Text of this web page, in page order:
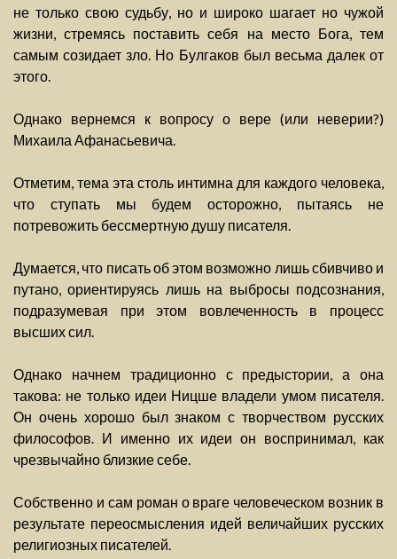
не только свою судьбу, но и широко шагает но чужой
жизни, стремясь поставить себя на место Бога, тем
самым созидает зло. Но Булгаков был весьма далек от
этого.
Однако вернемся к вопросу о вере (или неверии?)
Михаила Афанасьевича.
Отметим, тема эта столь интимна для каждого человека,
что ступать мы будем осторожно, пытаясь не
потревожить бессмертную душу писателя.
Думается, что писать об этом возможно лишь сбивчиво и
путано, ориентируясь лишь на выбросы подсознания,
подразумевая при этом вовлеченность в процесс
высших сил.
Однако начнем традиционно с предыстории, а она
такова: не только идеи Ницше владели умом писателя.
Он очень хорошо был знаком с творчеством русских
философов. И именно их идеи он воспринимал, как
чрезвычайно близкие себе.
Собственно и сам роман о враге человеческом возник в
результате переосмысления идей величайших русских
религиозных писателей.